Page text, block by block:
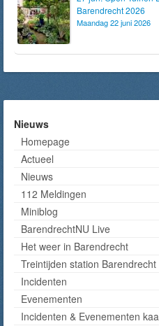
Barendrecht 2026
Maandag 22 juni 2026
Nieuws
Homepage
Actueel
Nieuws
112 Meldingen
Miniblog
BarendrechtNU Live
Het weer in Barendrecht
Treintijden station Barendrecht
Incidenten
Evenementen
Incidenten & Evenementen